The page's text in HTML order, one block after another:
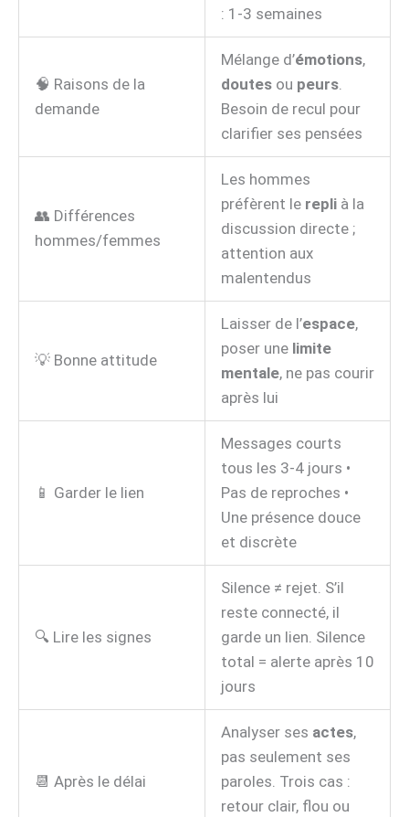
: 1-3 semaines
🧠 Raisons de la
demande
Mélange d’émotions,
doutes ou peurs.
Besoin de recul pour
clarifier ses pensées
👥 Différences
hommes/femmes
Les hommes
préfèrent le repli à la
discussion directe ;
attention aux
malentendus
💡 Bonne attitude
Laisser de l’espace,
poser une limite
mentale, ne pas courir
après lui
📱 Garder le lien
Messages courts
tous les 3-4 jours •
Pas de reproches •
Une présence douce
et discrète
🔍 Lire les signes
Silence ≠ rejet. S’il
reste connecté, il
garde un lien. Silence
total = alerte après 10
jours
📆 Après le délai
Analyser ses actes,
pas seulement ses
paroles. Trois cas :
retour clair, flou ou